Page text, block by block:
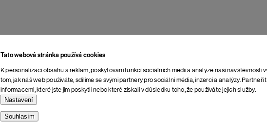
Tato webová stránka používá cookies
K personalizaci obsahu a reklam, poskytování funkcí sociálních médií a analýze naší návštěvnosti
tom, jak náš web používáte, sdílíme se svými partnery pro sociální média, inzerci a analýzy.
informacemi, které jste jim poskytli nebo které získali v důsledku toho, že používáte jejich služby.
Nastavení
Souhlasím